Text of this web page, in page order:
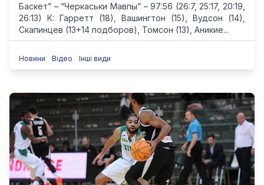
Баскет” – “Черкаськи Мавпы” – 97:56 (26:7, 25:17, 20:19,
26:13) К: Гарретт (18), Вашингтон (15), Вудсон (14),
Скапинцев (13+14 подборов), Томсон (13), Аникие...
Новини Відео Інші види